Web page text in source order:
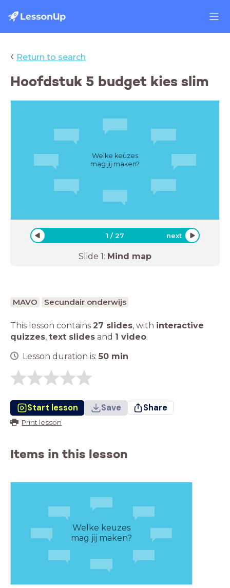
‹ Return to search
Hoofdstuk 5 budget kies slim
Welke keuzes
mag jij maken?
1 /27 next
Slide 1: Mind map
MAVO Secundair onderwijs
This lesson contains 27 slides, with interactive
quizzes, text slides and 1 video.
Lesson duration is: 50 min
Start lesson Save Share
Print lesson
Items in this lesson
Welke keuzes
mag jij maken?